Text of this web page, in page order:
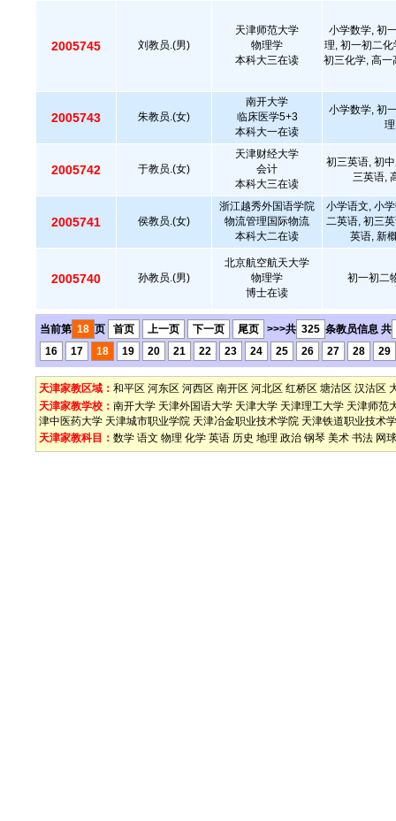
2005745 刘教员.(男)
天津师范大学
物理学
本科大三在读
小学数学, 初
理, 初一初二
初三化学, 高一
2005743 朱教员.(女)
南开大学
临床医学5+3
本科大一在读
小学数学, 初
2005742 于教员.(女)
天津财经大学
会计
本科大三在读
初三英语, 初
三英语,
2005741 侯教员.(女)
浙江越秀外国语学院
物流管理国际物流
本科大二在读
小学语文, 小
二英语, 初三
英语, 新
2005740 孙教员.(男)
北京航空航天大学
物理学
博士在读
初一初二
当前第 18 页 首页 上一页 下一页 尾页 >>>共 325 条教员信息 共
16
17 18 19 20 21 22 23 24 25 26 27 28 29
天津家教区域： 和平区 河东区 河西区 南开区 河北区 红桥区 塘沽区 汉沽区
天津家教学校： 南开大学 天津外国语大学 天津大学 天津理工大学 天津师范
津中医药大学 天津城市职业学院 天津冶金职业技术学院 天津铁道职业技术
天津家教科目： 数学 语文 物理 化学 英语 历史 地理 政治 钢琴 美术 书法 网球